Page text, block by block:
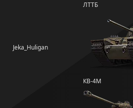
ЛТТБ
Jeka_Huligan
КВ-4М